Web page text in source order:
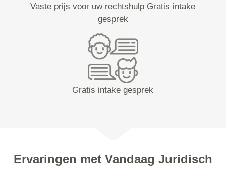
Vaste prijs voor uw rechtshulp Gratis intake
gesprek
Gratis intake gesprek
Ervaringen met Vandaag Juridisch